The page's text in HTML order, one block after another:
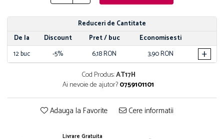
Nature's Protection
Hill's
Brit Premium
Nuevo
Carpathian Pet Food
Lifestyle
Catit
Signature7
Acana
Brit Premium
Reduceri de Cantitate
De la
Discount Pret/ buc
Economisesti
12buc -5% 6,18 RON 3,90 RON +
Cod Produs:AT17H
Ai nevoie de ajutor?0759101101
Adauga la Favorite Cere informatii
Livrare Gratuita